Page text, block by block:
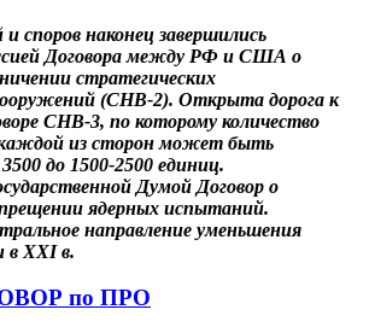
споров наконец завершились
Договора между РФ и США о
стратегических
(СНВ-2). Открыта дорога к
СНВ-3, по которому количество
каждой из сторон может быть
до 1500-2500 единиц.
Думой Договор о
ядерных испытаний.
направление уменьшения
в XXI в.
по ПРО